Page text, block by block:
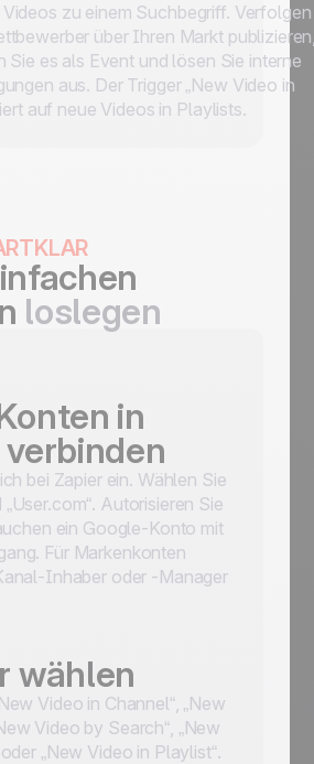
zu einem Suchbegriff. Verfolgen
über Ihren Markt
Sie es als Event und lösen Sie interne
aus. Der Trigger „New Video in
auf neue Videos in Playlists.
loslegen
in
bei Zapier ein. Wählen Sie
Autorisieren Sie
ein Google-Konto mit
Für Markenkonten
Inhaber oder -Manager
wählen
Video in Channel“, „New
Video by Search“, „New
„New Video in Playlist“.